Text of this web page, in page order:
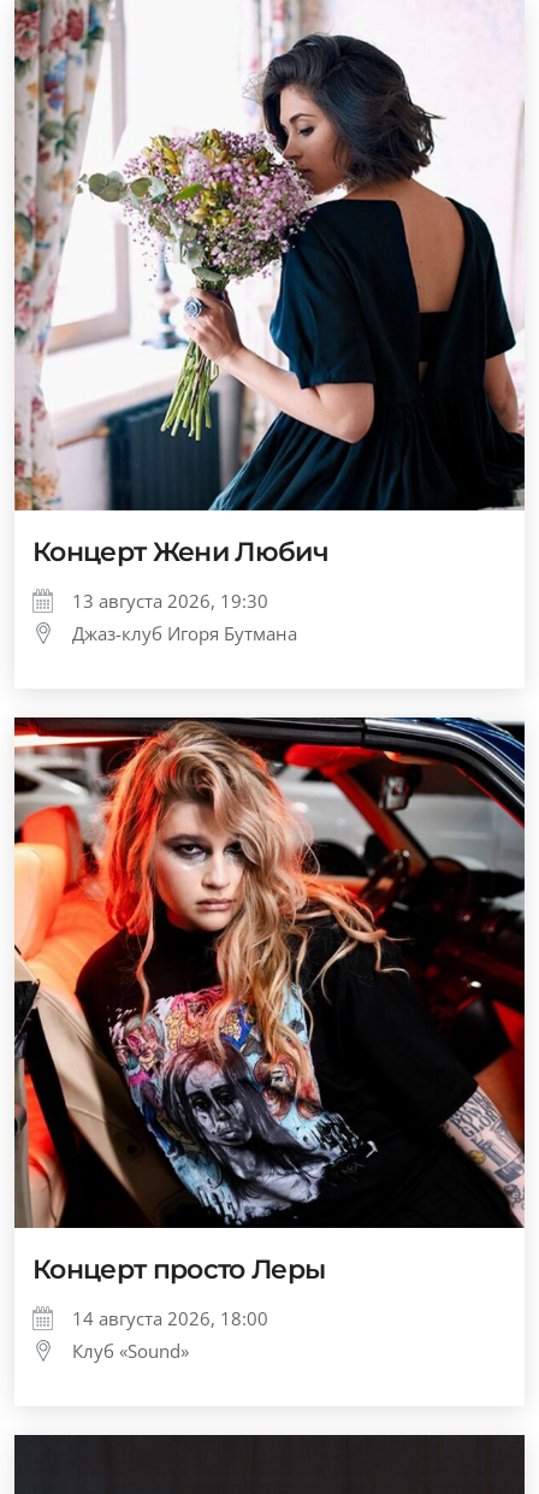
Концерт Жени Любич
13 августа 2026, 19:30
Джаз-клуб Игоря Бутмана
Концерт просто Леры
14 августа 2026, 18:00
Клуб «Sound»